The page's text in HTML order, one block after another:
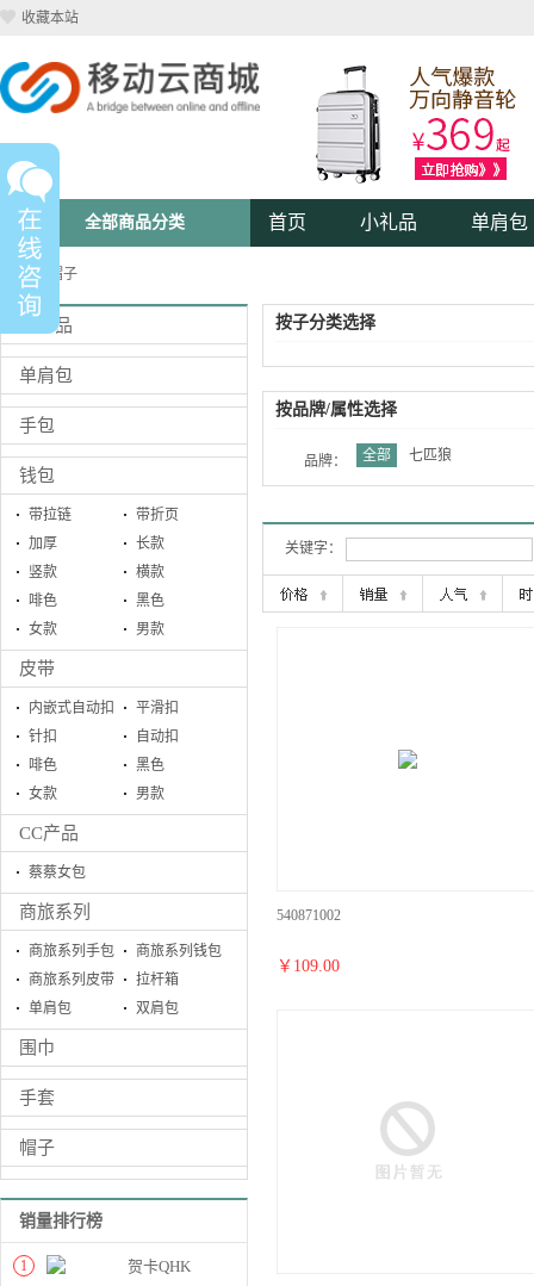
收藏本站
全部商品分类 首页 小礼品 单肩包
首页>> 帽子
小礼品
单肩包
手包
钱包
带拉链
带折页
加厚
长款
竖款
横款
啡色
黑色
女款
男款
皮带
内嵌式自动扣
平滑扣
针扣
自动扣
啡色
黑色
女款
男款
CC产品
蔡蔡女包
商旅系列
商旅系列手包
商旅系列钱包
商旅系列皮带
拉杆箱
单肩包
双肩包
围巾
手套
帽子
销量排行榜
1 贺卡QHK
按子分类选择
按品牌/属性选择
品牌： 全部 七匹狼
关键字：
540871002
￥ 109.00